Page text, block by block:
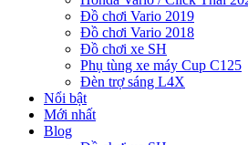
Đồ chơi Vario 2019
Đồ chơi Vario 2018
Đồ chơi xe SH
Phụ tùng xe máy Cup C125
Đèn trợ sáng L4X
Nổi bật
Mới nhất
Blog